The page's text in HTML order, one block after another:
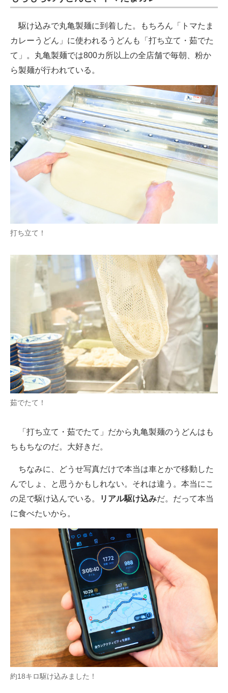
駆け込みで丸亀製麺に到着した。もちろん「トマたま
カレーうどん」に使われるうどんも「打ち立て・茹でた
て」。丸亀製麺では800カ所以上の全店舗で毎朝、粉か
ら製麺が行われている。
打ち立て！
茹でたて！
「打ち立て・茹でたて」だから丸亀製麺のうどんはも
ちもちなのだ。大好きだ。
ちなみに、どうせ写真だけで本当は車とかで移動した
んでしょ、と思うかもしれない。それは違う。本当にこ
の足で駆け込んでいる。
リアル駆け込みだ。だって本当
に食べたいから。
約18キロ駆け込みました！